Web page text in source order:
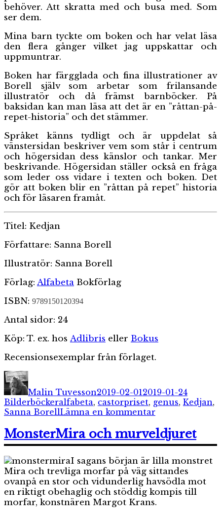
behöver. Att skratta med och busa med. Som
ser dem.
Mina barn tyckte om boken och har velat läsa
den flera gånger vilket jag uppskattar och
uppmuntrar.
Boken har färgglada och fina illustrationer av
Borell själv som arbetar som frilansande
illustratör och då främst barnböcker. På
baksidan kan man läsa att det är en ”råttan-på-
repet-historia” och det stämmer.
Språket känns tydligt och är uppdelat så
vänstersidan beskriver vem som står i centrum
och högersidan dess känslor och tankar. Mer
beskrivande. Högersidan ställer också en fråga
som leder oss vidare i texten och boken. Det
gör att boken blir en ”råttan på repet” historia
och för läsaren framåt.
Titel: Kedjan
Författare: Sanna Borell
Illustratör: Sanna Borell
Förlag: Alfabeta Bokförlag
ISBN: 9789150120394
Antal sidor: 24
Köp: T. ex. hos Adlibris eller Bokus
Recensionsexemplar från förlaget.
Författare
Malin Tuvesson2019-02-012019-01-24
BilderböckerEtiketter
alfabeta, castorpriset, genus, Kedjan,
Sanna BorellLämna en kommentartill
MonsterMira och murveldjuret
I sagans början är lilla monstret
Mira och trevliga morfar på väg sittandes
ovanpå en stor och vidunderlig havsödla mot
en riktigt obehaglig och stöddig kompis till
morfar, konstnären Margot Krans.